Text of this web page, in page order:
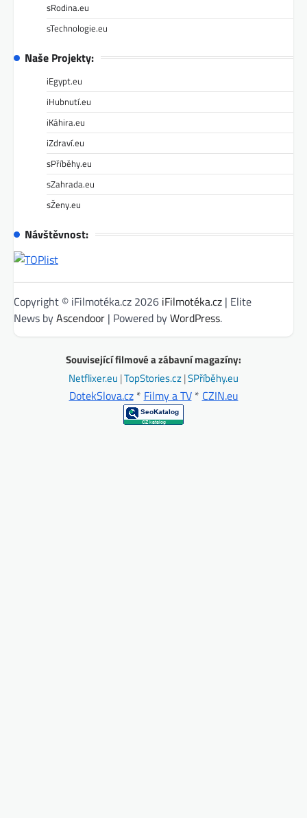
sRodina.eu
sTechnologie.eu
Naše Projekty:
iEgypt.eu
iHubnutí.eu
iKáhira.eu
iZdraví.eu
sPříběhy.eu
sZahrada.eu
sŽeny.eu
Návštěvnost:
Copyright © iFilmotéka.cz 2026 iFilmotéka.cz | Elite
News byAscendoor | Powered byWordPress.
Související filmové a zábavní magazíny:
Netflixer.eu |TopStories.cz|SPříběhy.eu
DotekSlova.cz* Filmy a TV* CZIN.eu